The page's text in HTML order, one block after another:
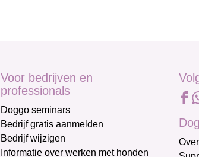
Voor bedrijven en
professionals
Doggo seminars
Bedrijf gratis aanmelden
Bedrijf wijzigen
Informatie over werken met honden